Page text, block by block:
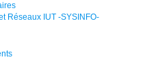
Réseaux IUT -SYSINFO-